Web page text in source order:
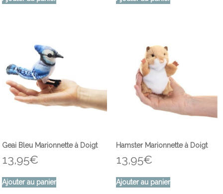
Geai Bleu Marionnette à Doigt
13,95€
Ajouter au panier
Hamster Marionnette à Doigt
13,95€
Ajouter au panier